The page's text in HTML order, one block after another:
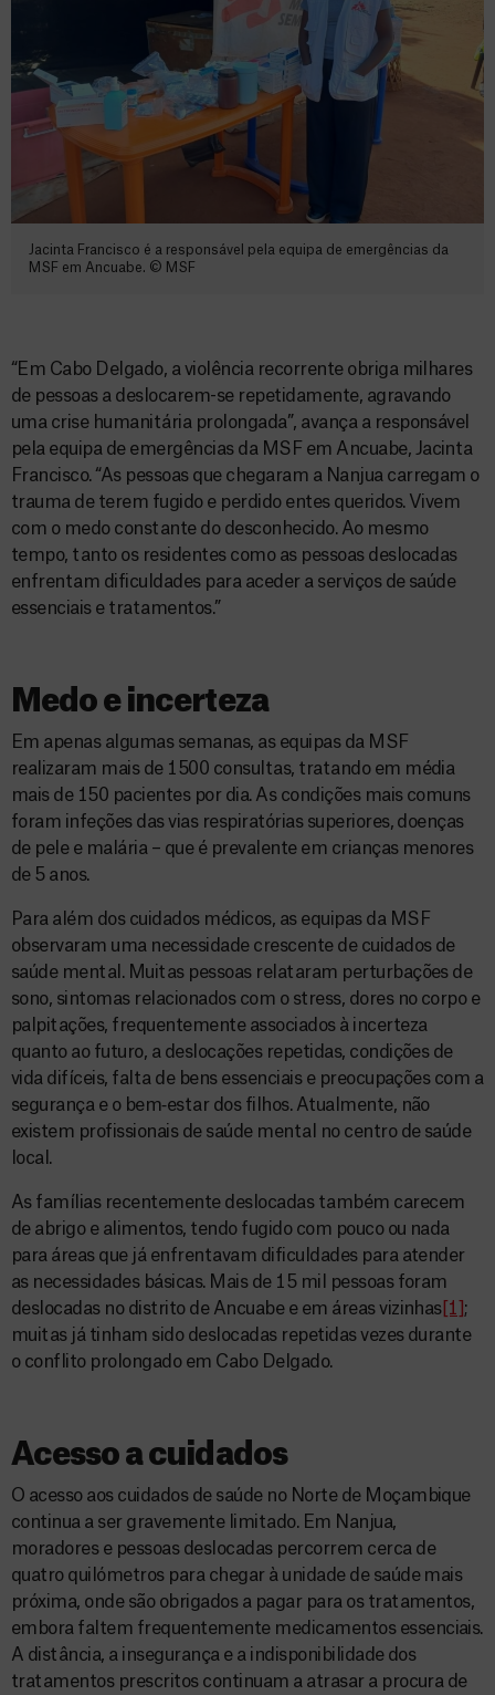
Jacinta Francisco é a responsável pela equipa de emergências da
MSF em Ancuabe. © MSF
“Em Cabo Delgado, a violência recorrente obriga milhares
de pessoas a deslocarem-se repetidamente, agravando
uma crise humanitária prolongada”, avança a responsável
pela equipa de emergências da MSF em Ancuabe, Jacinta
Francisco. “As pessoas que chegaram a Nanjua carregam o
trauma de terem fugido e perdido entes queridos. Vivem
com o medo constante do desconhecido. Ao mesmo
tempo, tanto os residentes como as pessoas deslocadas
enfrentam dificuldades para aceder a serviços de saúde
essenciais e tratamentos.”
Medo e incerteza
Em apenas algumas semanas, as equipas da MSF
realizaram mais de 1500 consultas, tratando em média
mais de 150 pacientes por dia. As condições mais comuns
foram infeções das vias respiratórias superiores, doenças
de pele e malária – que é prevalente em crianças menores
de 5 anos.
Para além dos cuidados médicos, as equipas da MSF
observaram uma necessidade crescente de cuidados de
saúde mental. Muitas pessoas relataram perturbações de
sono, sintomas relacionados com o stress, dores no corpo e
palpitações, frequentemente associados à incerteza
quanto ao futuro, a deslocações repetidas, condições de
vida difíceis, falta de bens essenciais e preocupações com a
segurança e o bem‑estar dos filhos. Atualmente, não
existem profissionais de saúde mental no centro de saúde
local.
As famílias recentemente deslocadas também carecem
de abrigo e alimentos, tendo fugido com pouco ou nada
para áreas que já enfrentavam dificuldades para atender
as necessidades básicas. Mais de 15 mil pessoas foram
deslocadas no distrito de Ancuabe e em áreas vizinhas[1] ;
muitas já tinham sido deslocadas repetidas vezes durante
o conflito prolongado em Cabo Delgado.
Acesso a cuidados
O acesso aos cuidados de saúde no Norte de Moçambique
continua a ser gravemente limitado. Em Nanjua,
moradores e pessoas deslocadas percorrem cerca de
quatro quilómetros para chegar à unidade de saúde mais
próxima, onde são obrigados a pagar para os tratamentos,
embora faltem frequentemente medicamentos essenciais.
A distância, a insegurança e a indisponibilidade dos
tratamentos prescritos continuam a atrasar a procura de